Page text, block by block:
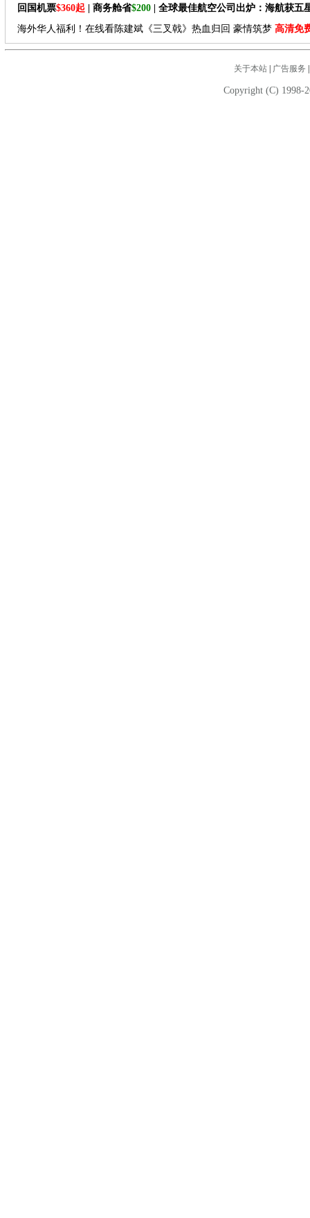
回国机票$360起 | 商务舱省$200 | 全球最佳航空公司出炉：海航获五
海外华人福利！在线看陈建斌《三叉戟》热血归回 豪情筑梦 高清免
关于本站| 广告服务
Copyright (C) 1998-